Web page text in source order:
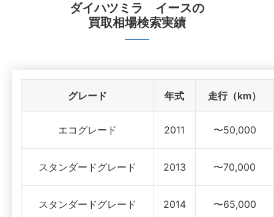
ダイハツミラ イースの
買取相場検索実績
グレード 年式 走行（km）
エコグレード 2011 〜50,000
スタンダードグレード 2013 〜70,000
スタンダードグレード 2014 〜65,000